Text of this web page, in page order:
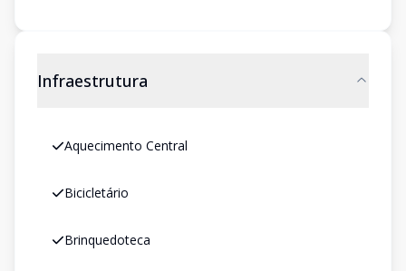
Infraestrutura
Aquecimento Central
Bicicletário
Brinquedoteca